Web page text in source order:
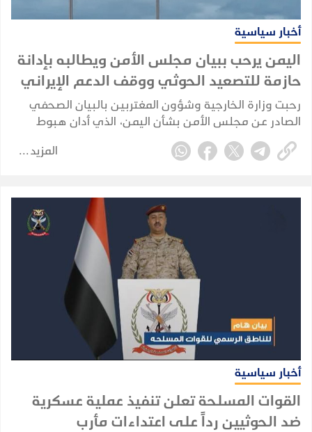
أخبار سياسية
اليمن يرحب ببيان مجلس الأمن ويطالبه بإدانة
حازمة للتصعيد الحوثي ووقف الدعم الإيراني
رحبت وزارة الخارجية وشؤون المغتربين بالبيان الصحفي
الصادر عن مجلس الأمن بشأن اليمن، الذي أدان هبوط
طائرات إيرانية في مطاري صنعاء والحديدة دون إذن
الحكومة اليمنية -المعترف بها دولياً-، والاعتداءات الحوثية
المزيد
أخبار سياسية
القوات المسلحة تعلن تنفيذ عملية عسكرية
ضد الحوثيين رداً على اعتداءات مأرب